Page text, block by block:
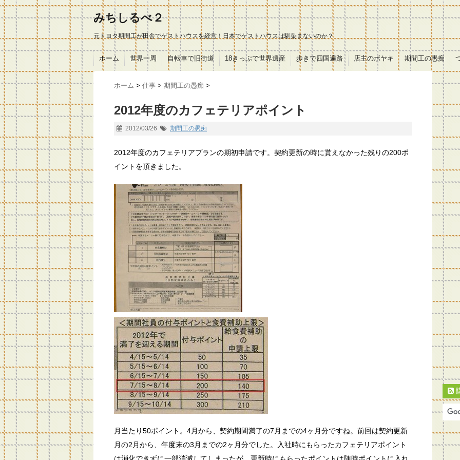
みちしるべ２
元トヨタ期間工が田舎でゲストハウスを経営！日本でゲストハウスは馴染まないのか？
ホーム 世界一周 自転車で旧街道 18きっぷで世界遺産 歩きで四国遍路 店主のボヤキ 期間工の愚痴
ホーム > 仕事 > 期間工の愚痴 >
2012年度のカフェテリアポイント
2012/03/26 期間工の愚痴
2012年度のカフェテリアプランの期初申請です。契約更新の時に貰えなかった残りの200ポ
イントを頂きました。
月当たり50ポイント。4月から、契約期間満了の7月までの4ヶ月分ですね。前回は契約更新
月の2月から、年度末の3月までの2ヶ月分でした。入社時にもらったカフェテリアポイント